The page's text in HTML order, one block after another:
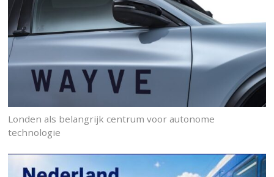
Londen als belangrijk centrum voor autonome
technologie